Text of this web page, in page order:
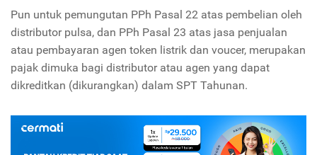
Pun untuk pemungutan PPh Pasal 22 atas pembelian oleh
distributor pulsa, dan PPh Pasal 23 atas jasa penjualan
atau pembayaran agen token listrik dan voucer, merupakan
pajak dimuka bagi distributor atau agen yang dapat
dikreditkan (dikurangkan) dalam SPT Tahunan.